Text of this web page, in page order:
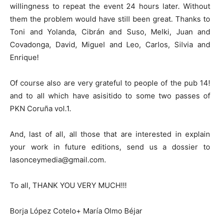
willingness to repeat the event 24 hours later. Without
them the problem would have still been great. Thanks to
Toni and Yolanda, Cibrán and Suso, Melki, Juan and
Covadonga, David, Miguel and Leo, Carlos, Silvia and
Enrique!
Of course also are very grateful to people of the pub 14!
and to all which have asisitido to some two passes of
PKN Coruña vol.1.
And, last of all, all those that are interested in explain
your work in future editions, send us a dossier to
lasonceymedia@gmail.com.
To all, THANK YOU VERY MUCH!!!
Borja López Cotelo+ María Olmo Béjar